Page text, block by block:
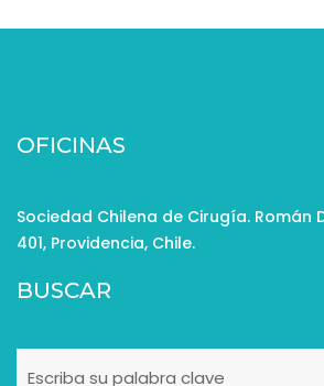
OFICINAS
Sociedad Chilena de Cirugía. Román
401, Providencia, Chile.
BUSCAR